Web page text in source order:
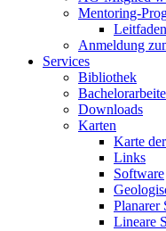
Mentoring-
Leitfaden
Anmeldung
Services
Bibliothek
Downloads
Karten
Karte
Links
Software
Planarer
Lineare